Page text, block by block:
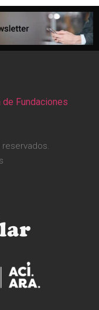
Fundaciones